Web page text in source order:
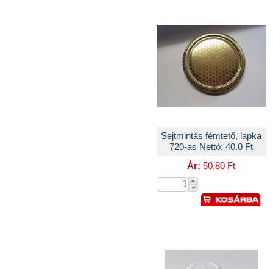
Sejtmintás fémtető, lapka
720-as Nettó: 40.0 Ft
Ár:50,80 Ft